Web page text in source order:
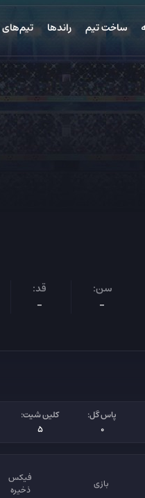
ساخت تیم راندها
سن:
-
قد:
-
پاس گل:
0
کلین شیت:
5
بازی
فیکس
ذخیره